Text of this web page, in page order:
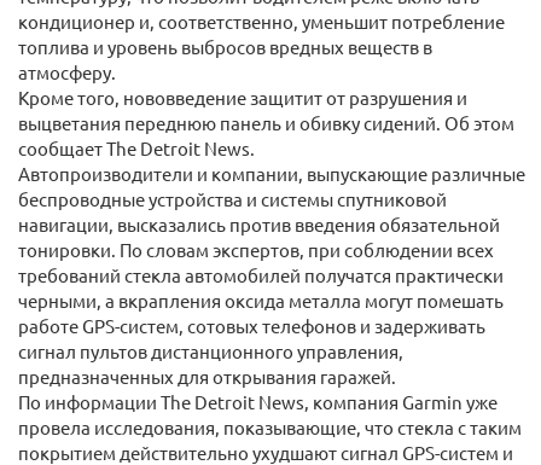
кондиционер и, соответственно, уменьшит потребление
топлива и уровень выбросов вредных веществ в
атмосферу.
Кроме того, нововведение защитит от разрушения и
выцветания переднюю панель и обивку сидений. Об этом
сообщает The Detroit News.
Автопроизводители и компании, выпускающие различные
беспроводные устройства и системы спутниковой
навигации, высказались против введения обязательной
тонировки. По словам экспертов, при соблюдении всех
требований стекла автомобилей получатся практически
черными, а вкрапления оксида металла могут помешать
работе GPS-систем, сотовых телефонов и задерживать
сигнал пультов дистанционного управления,
предназначенных для открывания гаражей.
По информации The Detroit News, компания Garmin уже
провела исследования, показывающие, что стекла с таким
покрытием действительно ухудшают сигнал GPS-систем и